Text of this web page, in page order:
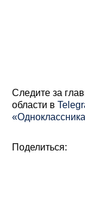
Cледите за
области в
Поделиться: